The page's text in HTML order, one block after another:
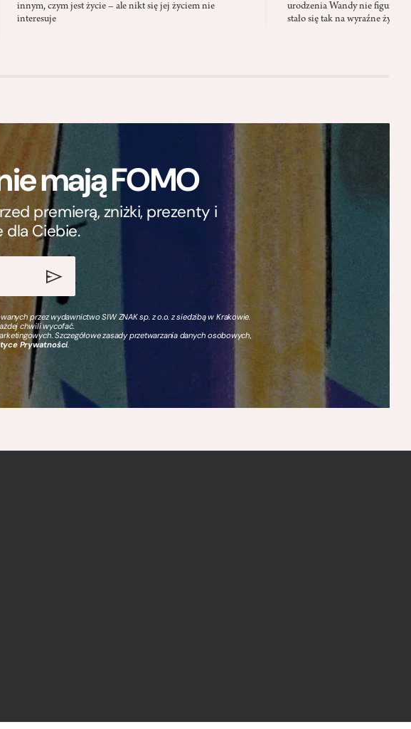
innym, czym jest życie – ale nikt się jej życiem nie
interesuje
urodzenia Wandy nie figuruje
stało się tak na wyraźne
mają FOMO
premierą, zniżki, prezenty i
dla Ciebie.
przez wydawnictwo SIW ZNAK sp. z o.o. z siedzibą w Krakowie.
chwili wycofać.
Szczegółowe zasady przetwarzania danych osobowych,
Prywatności.